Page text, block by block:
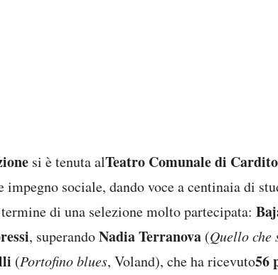
si è tenuta alTeatro Comunale di Cardito
sociale, dando voce a centinaia di
di una selezione molto partecipata:
, superandoNadia Terranova (Quello che
(Portofino blues, Voland), che ha ricevuto56